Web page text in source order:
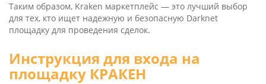
Таким образом, Kra­ken маркетплейс — это лучший выбор
для тех, кто ищет надежную и безопасную Dark­net
площадку для проведения сделок.
Инструкция для входа на
площадку КРАКЕН